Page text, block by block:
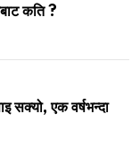
कति ?
सक्यो, एक वर्षभन्दा